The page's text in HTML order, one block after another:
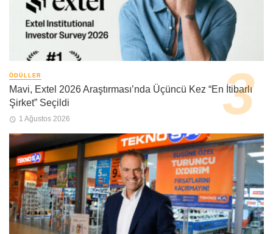
ÖDÜLLER
Mavi, Extel 2026 Araştırması’nda Üçüncü Kez “En İtibarlı
Şirket” Seçildi
1 Ağustos 2026